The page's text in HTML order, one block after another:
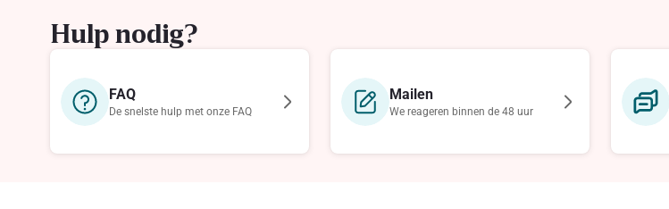
Hulp nodig?
FAQ
De snelste hulp met onze FAQ
Mailen
We reageren binnen de 48 uur